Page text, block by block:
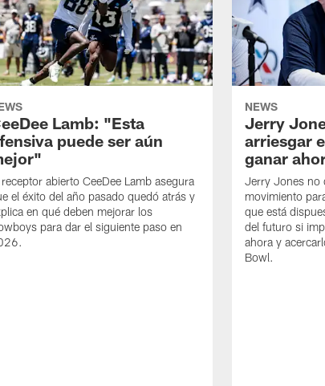
Lamb: "Esta
puede ser aún
receptor abierto CeeDee Lamb asegura
el éxito del año pasado quedó atrás y
en qué deben mejorar los
para dar el siguiente paso en
NEWS
Jerry
arriesgar
ganar
Jerry Jones no
movimiento
que está
del futuro si
ahora y
Bowl.